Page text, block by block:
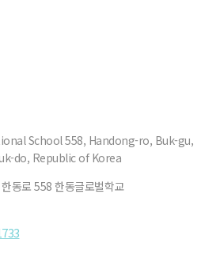
School 558, Handong-ro, Buk-gu,
do, Republic of Korea
동로 558 한동글로벌학교